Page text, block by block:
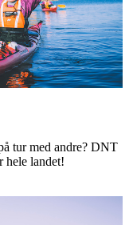
tur med andre? DNT
hele landet!